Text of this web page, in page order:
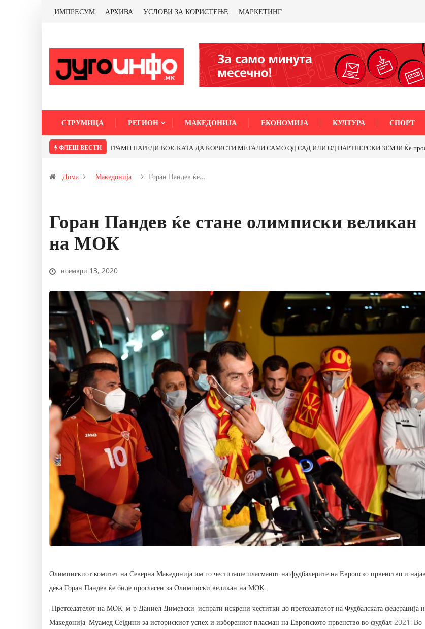
ИМПРЕСУМ АРХИВА УСЛОВИ ЗА КОРИСТЕЊЕ МАРКЕТИНГ
СТРУМИЦА РЕГИОН МАКЕДОНИЈА ЕКОНОМИЈА КУЛТУРА СПОРТ
ФЛЕШ ВЕСТИ ТРАМП НАРЕДИ ВОЈСКАТА ДА КОРИСТИ МЕТАЛИ САМО ОД САД ИЛИ ОД ПАРТНЕРСКИ ЗЕМЈИ Ќе
Дома Македонија Горан Пандев ќе…
Горан Пандев ќе стане олимписки великан
на МОК
ноември 13, 2020
Олимпискиот комитет на Северна Македонија им го честиташе пласманот на фудбалерите на Европско првенство и
дека Горан Пандев ќе биде прогласен за Олимписки великан на МОК.
„Претседателот на МОК, м-р Даниел Димевски, испрати искрени честитки до претседателот на Фудбалската федерација
Македонија, Муамед Сејдини за историскиот успех и изборениот пласман на Европското првенство во фудбал 2021! Во